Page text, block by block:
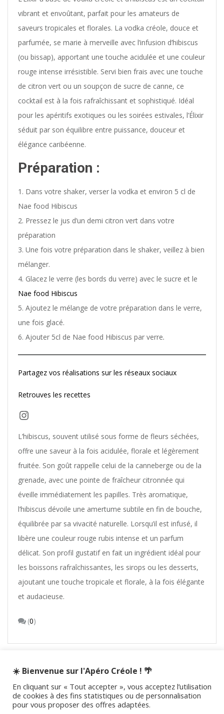
vibrant et envoûtant, parfait pour les amateurs de
saveurs tropicales et florales. La vodka créole, douce et
parfumée, se marie à merveille avec l’infusion d’hibiscus
(ou bissap), apportant une touche acidulée et une couleur
rouge intense irrésistible. Servi bien frais avec une touche
de citron vert ou un soupçon de sucre de canne, ce
cocktail est à la fois rafraîchissant et sophistiqué. Idéal
pour les apéritifs exotiques ou les soirées estivales, l’Élixir
séduit par son équilibre entre puissance, douceur et
élégance caribéenne.
Préparation :
Dans votre shaker, verser la vodka et environ 5 cl de
Nae food Hibiscus
Pressez le jus d’un demi citron vert dans votre
préparation
Une fois votre préparation dans le shaker, veillez à bien
mélanger.
Glacez le verre (les bords du verre) avec le sucre et le
Nae food Hibiscus
Ajoutez le mélange de votre préparation dans le verre,
une fois glacé.
Ajouter 5cl de Nae food Hibiscus par verre.
Partagez vos réalisations sur les réseaux sociaux
Retrouves les recettes
Instagram
L’hibiscus, souvent utilisé sous forme de fleurs séchées,
offre une saveur à la fois acidulée, florale et légèrement
fruitée. Son goût rappelle celui de la canneberge ou de la
grenade, avec une pointe de fraîcheur citronnée qui
éveille immédiatement les papilles. Très aromatique,
l’hibiscus dévoile une amertume subtile en fin de bouche,
équilibrée par sa vivacité naturelle. Lorsqu’il est infusé, il
libère une couleur rouge rubis intense et un parfum
délicat. Son profil gustatif en fait un ingrédient idéal pour
les boissons rafraîchissantes, les sirops ou les desserts,
ajoutant une touche tropicale et florale, à la fois élégante
et audacieuse.
(0)
☀️ Bienvenue sur l'Apéro Créole ! 🌴
En cliquant sur « Tout accepter », vous acceptez l’utilisation
de cookies à des fins statistiques ou de personnalisation
pour vous proposer des offres adaptées.